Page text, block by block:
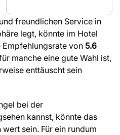
freundlichen Service in
legt, könnte im Hotel
von 5.6
manche eine gute Wahl ist,
enttäuscht sein
bei der
kannst, könnte das
sein. Für ein rundum